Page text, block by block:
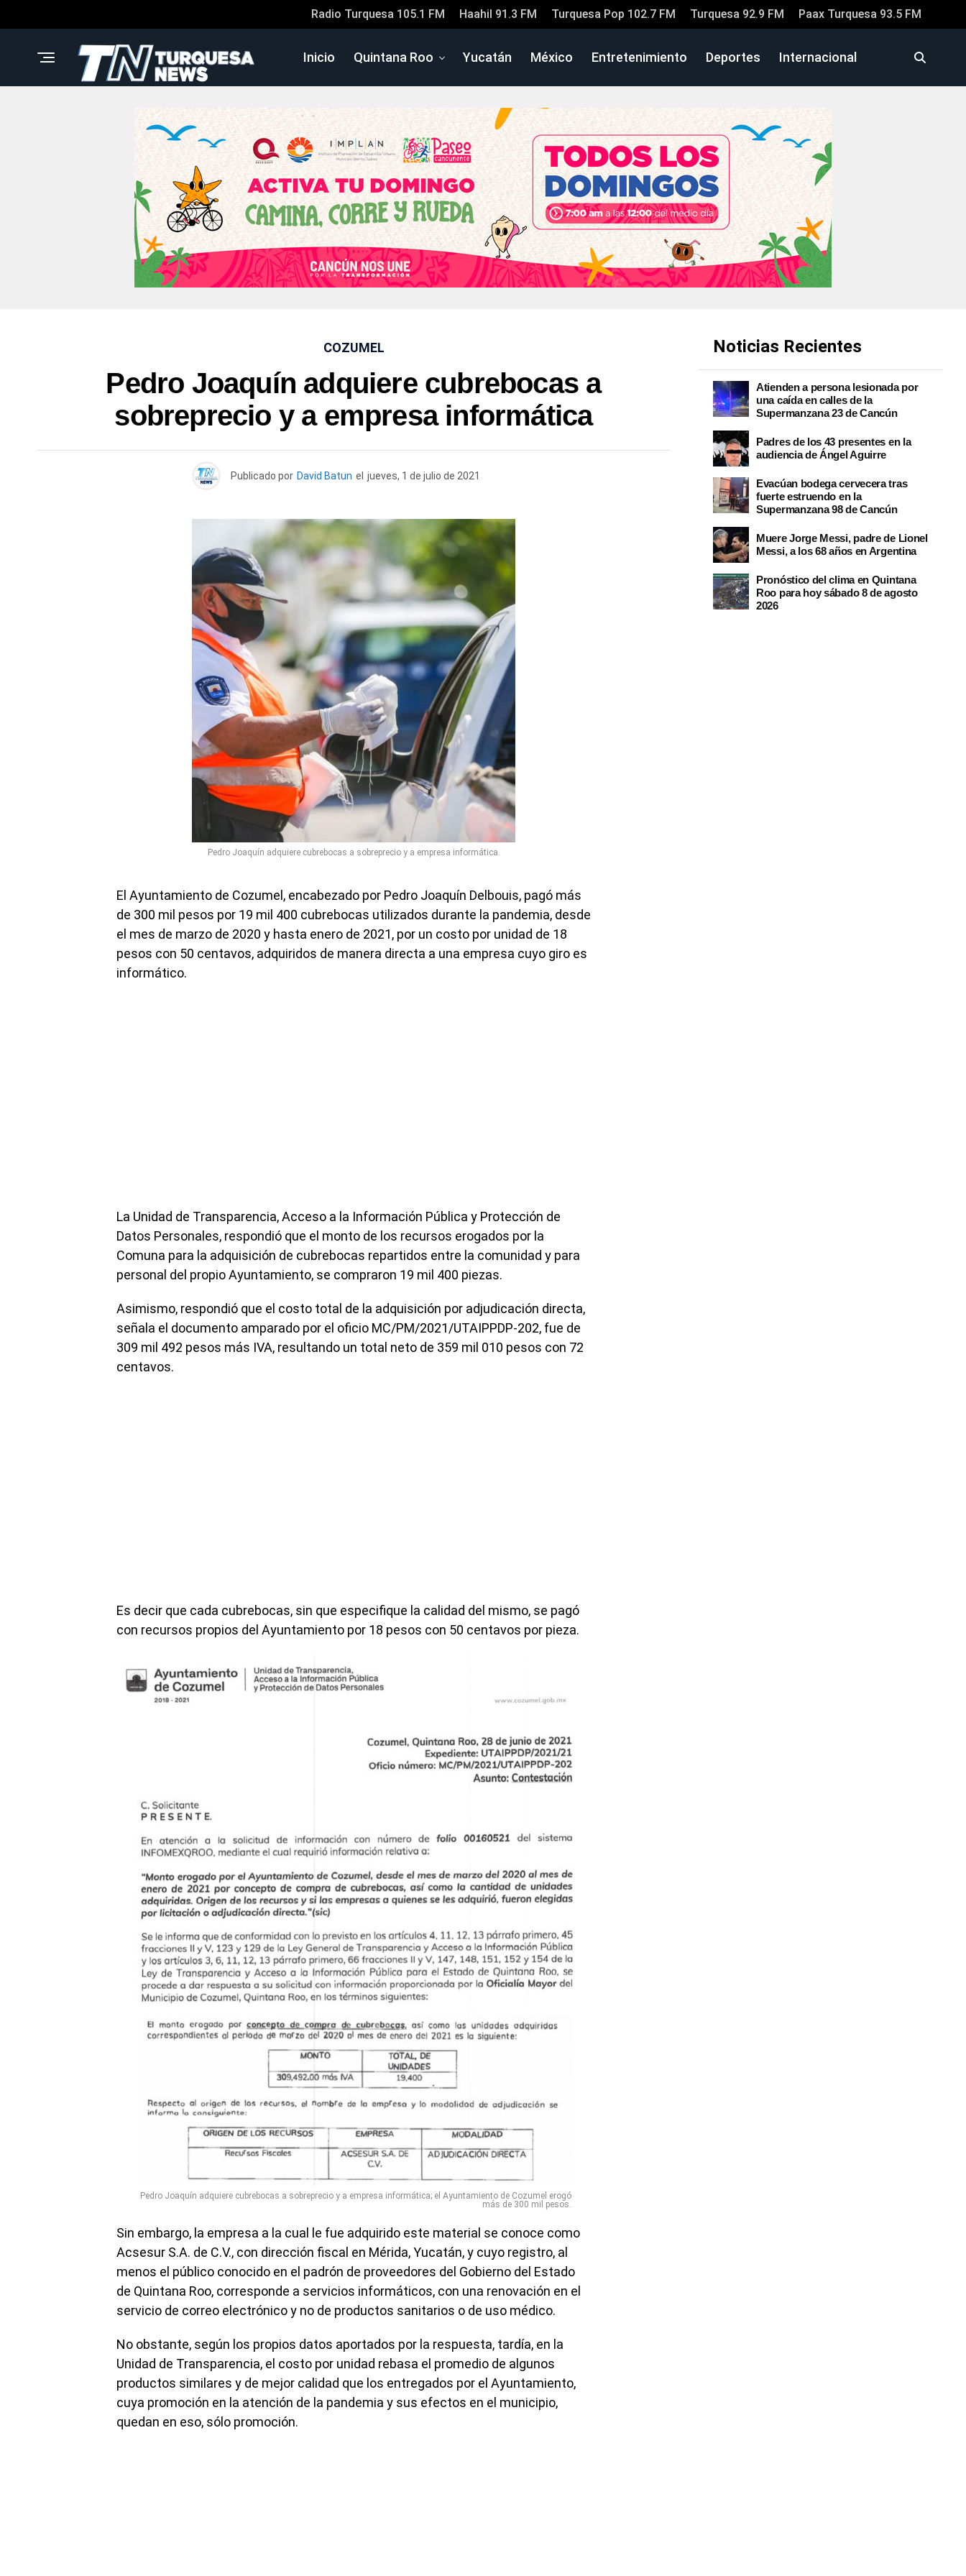
Radio Turquesa 105.1 FM Haahil 91.3 FM Turquesa Pop 102.7 FM Turquesa 92.9 FM Paax Turquesa 93.5 FM
Inicio Quintana Roo Yucatán México Entretenimiento Deportes Internacional
COZUMEL
Pedro Joaquín adquiere cubrebocas a
sobreprecio y a empresa informática
Publicado por David Batun el jueves, 1 de julio de 2021
Pedro Joaquín adquiere cubrebocas a sobreprecio y a empresa informática.
El Ayuntamiento de Cozumel, encabezado por Pedro Joaquín Delbouis, pagó más
de 300 mil pesos por 19 mil 400 cubrebocas utilizados durante la pandemia, desde
el mes de marzo de 2020 y hasta enero de 2021, por un costo por unidad de 18
pesos con 50 centavos, adquiridos de manera directa a una empresa cuyo giro es
informático.
La Unidad de Transparencia, Acceso a la Información Pública y Protección de
Datos Personales, respondió que el monto de los recursos erogados por la
Comuna para la adquisición de cubrebocas repartidos entre la comunidad y para
personal del propio Ayuntamiento, se compraron 19 mil 400 piezas.
Asimismo, respondió que el costo total de la adquisición por adjudicación directa,
señala el documento amparado por el oficio MC/PM/2021/UTAIPPDP-202, fue de
309 mil 492 pesos más IVA, resultando un total neto de 359 mil 010 pesos con 72
centavos.
Es decir que cada cubrebocas, sin que especifique la calidad del mismo, se pagó
con recursos propios del Ayuntamiento por 18 pesos con 50 centavos por pieza.
Pedro Joaquín adquiere cubrebocas a sobreprecio y a empresa informática; el Ayuntamiento de Cozumel erogó
más de 300 mil pesos.
Sin embargo, la empresa a la cual le fue adquirido este material se conoce como
Acsesur S.A. de C.V., con dirección fiscal en Mérida, Yucatán, y cuyo registro, al
menos el público conocido en el padrón de proveedores del Gobierno del Estado
de Quintana Roo, corresponde a servicios informáticos, con una renovación en el
servicio de correo electrónico y no de productos sanitarios o de uso médico.
No obstante, según los propios datos aportados por la respuesta, tardía, en la
Unidad de Transparencia, el costo por unidad rebasa el promedio de algunos
productos similares y de mejor calidad que los entregados por el Ayuntamiento,
cuya promoción en la atención de la pandemia y sus efectos en el municipio,
quedan en eso, sólo promoción.
Noticias Recientes
Atienden a persona lesionada por
una caída en calles de la
Supermanzana 23 de Cancún
Padres de los 43 presentes en la
audiencia de Ángel Aguirre
Evacúan bodega cervecera tras
fuerte estruendo en la
Supermanzana 98 de Cancún
Muere Jorge Messi, padre de Lionel
Messi, a los 68 años en Argentina
Pronóstico del clima en Quintana
Roo para hoy sábado 8 de agosto
2026